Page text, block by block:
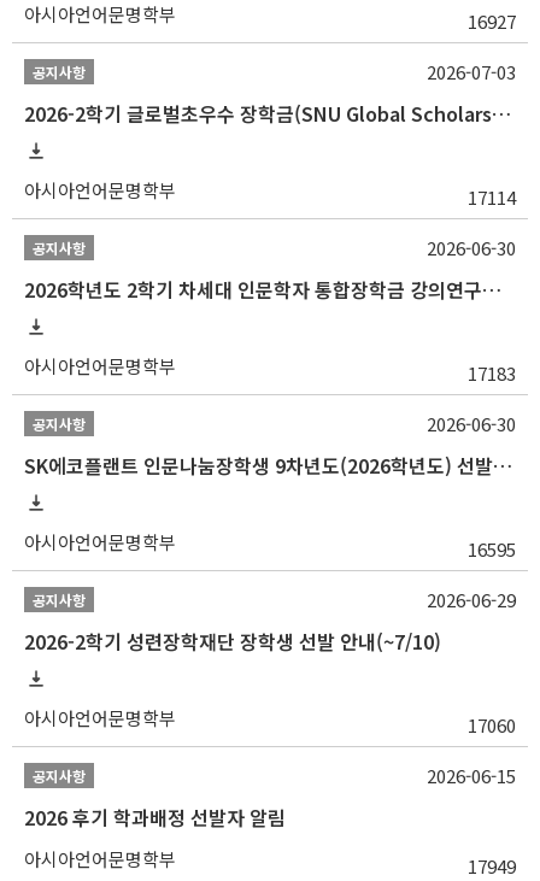
아시아언어문명학부 16927
공지사항
2026-2학기 글로벌초우수 장학금(SNU Global Scholarship, GS) 신청 안내(~7/12 23:00)
아시아언어문명학부 17114
2026-07-03
공지사항
2026학년도 2학기 차세대 인문학자 통합장학금 강의연구조교 선발 안내(~7/8)
아시아언어문명학부 17183
2026-06-30
공지사항
SK에코플랜트 인문나눔장학생 9차년도(2026학년도) 선발 안내(~7/20)
아시아언어문명학부 16595
2026-06-30
공지사항
2026-2학기 성련장학재단 장학생 선발 안내(~7/10)
아시아언어문명학부 17060
2026-06-29
공지사항
2026 후기 학과배정 선발자 알림
아시아언어문명학부 17949
2026-06-15